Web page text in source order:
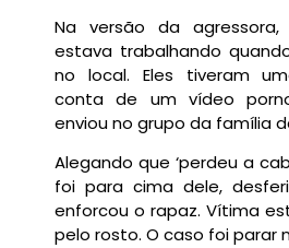
Na versão da
estava trabalhando
no local. Eles tiveram
conta de um vídeo
enviou no grupo da família
Alegando que ‘perdeu a
foi para cima dele,
enforcou o rapaz. Vítima
pelo rosto. O caso foi parar